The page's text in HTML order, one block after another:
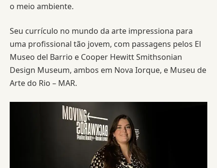
o meio ambiente.
Seu currículo no mundo da arte impressiona para
uma profissional tão jovem, com passagens pelos El
Museo del Barrio e Cooper Hewitt Smithsonian
Design Museum, ambos em Nova Iorque, e Museu de
Arte do Rio – MAR.